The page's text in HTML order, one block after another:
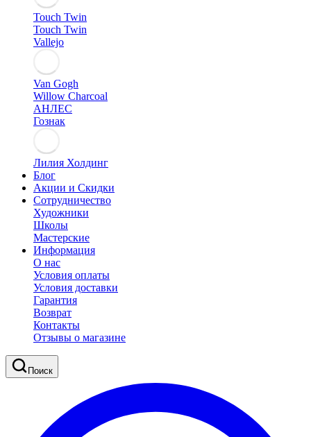
Touch Twin
Touch Twin
Vallejo
Van Gogh
Willow Charcoal
АНЛЕС
Гознак
Лилия Холдинг
Блог
Акции и Скидки
Сотрудничество
Художники
Школы
Мастерские
Информация
О нас
Условия оплаты
Условия доставки
Гарантия
Возврат
Контакты
Отзывы о магазине
Поиск